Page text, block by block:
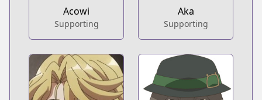
Acowi
Supporting
Aka
Supporting